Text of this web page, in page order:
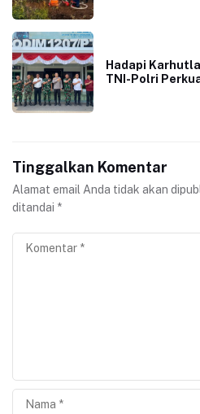
Hadapi
TNI-Polri
Tinggalkan Komentar
Alamat email Anda tidak akan
ditandai *